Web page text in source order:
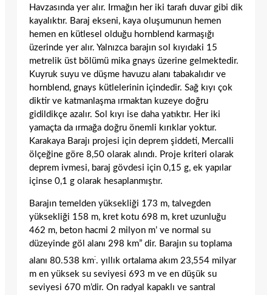
Havzasında yer alır. Ir­mağın her iki tarafı duvar gibi dik
kaya­lıktır. Baraj ekseni, kaya oluşumunun he­men
hemen en kütlesel olduğu hornblend karmaşığı
üzerinde yer alır. Yalnızca bara­jın sol kıyıdaki 15
metrelik üst bölümü mika gnays üzerine gelmektedir.
Kuyruk suyu ve düşme havuzu alanı tabakalıdır ve
horn­blend, gnays kütlelerinin içindedir. Sağ kıyı çok
diktir ve katmanlaşma ırmaktan kuzeye doğru
gidildikçe azalır. Sol kıyı ise daha yatıktır. Her iki
yamaçta da ırmağa doğru önemli kırıklar yoktur.
Karakaya Barajı projesi için deprem şiddeti, Mercalli
ölçeği­ne göre 8,50 olarak alındı. Proje kriteri olarak
deprem ivmesi, baraj gövdesi için 0,15 g, ek yapılar
içinse 0,1 g olarak hesaplanmıştır.
Barajın temelden yüksekliği 173 m, talveg­den
yüksekliği 158 m, kret kotu 698 m, kret uzunluğu
462 m, beton hacmi 2 milyon m’ ve normal su
düzeyinde göl alanı 298 km” dir. Barajın su toplama
alanı 80.538 km:. yıllık ortalama akım 23,554 milyar
m en yüksek su seviyesi 693 m ve en düşük su
seviyesi 670 m’dir. On radyal kapaklı ve santral